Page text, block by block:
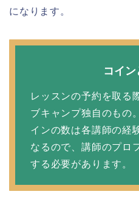
になります。
コイン
レッスンの予約を取る
ブキャンプ独自のもの
インの数は各講師の経
なるので、講師のプロ
する必要があります。